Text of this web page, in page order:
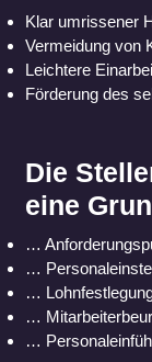
Klar umrissener
Vermeidung von
Leichtere
Förderung des
Die
eine
…
…
…
…
…